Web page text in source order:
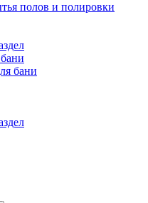
полов и полировки
бани